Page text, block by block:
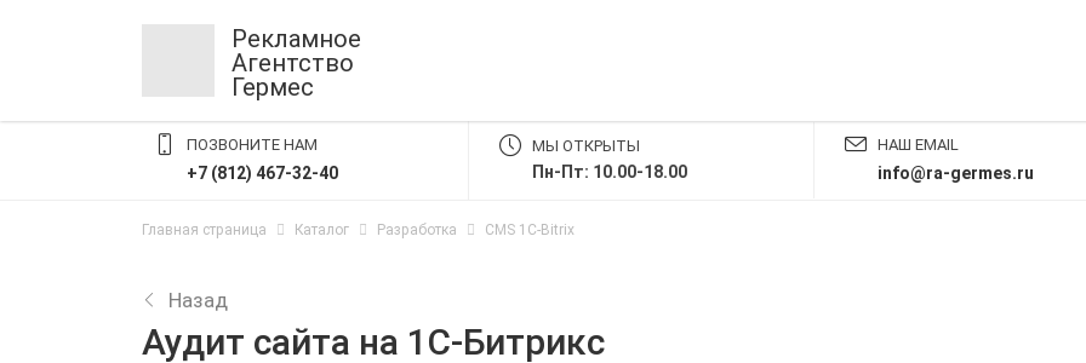
Рекламное
Агентство
Гермес
ПОЗВОНИТЕ НАМ
+7 (812) 467-32-40
МЫ ОТКРЫТЫ
Пн-Пт: 10.00-18.00
НАШ EMAIL
info@ra-germes.ru
Главная страница Каталог Разработка CMS 1C-Bitrix
Назад
Аудит сайта на 1С-Битрикс